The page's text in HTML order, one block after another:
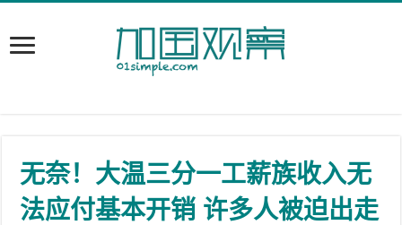
无奈！大温三分一工薪族收入无
法应付基本开销 许多人被迫出走